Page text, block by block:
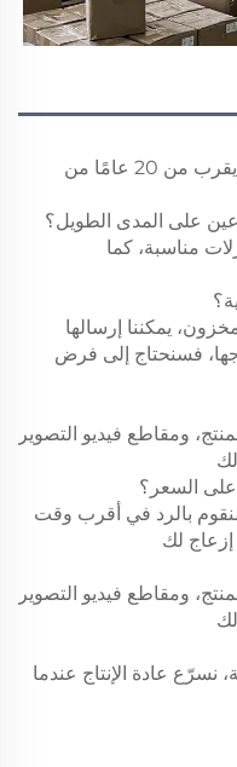
نحن صانعو الياقات المعدنية ولدينا ما يقرب من 20 عامًا من
مناسبة، كما
يمكننا إرسالها
فسنحتاج إلى فرض
ومقاطع فيديو التصوير
بالرد في أقرب وقت
لك
ومقاطع فيديو التصوير
عادة الإنتاج عندما